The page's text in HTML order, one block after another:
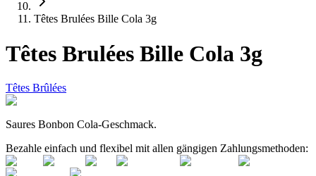
Têtes Brulées Bille Cola 3g
Têtes Brulées Bille Cola 3g
Têtes Brûlées
Saures Bonbon Cola-Geschmack.
Bezahle einfach und flexibel mit allen gängigen Zahlungsmethoden: